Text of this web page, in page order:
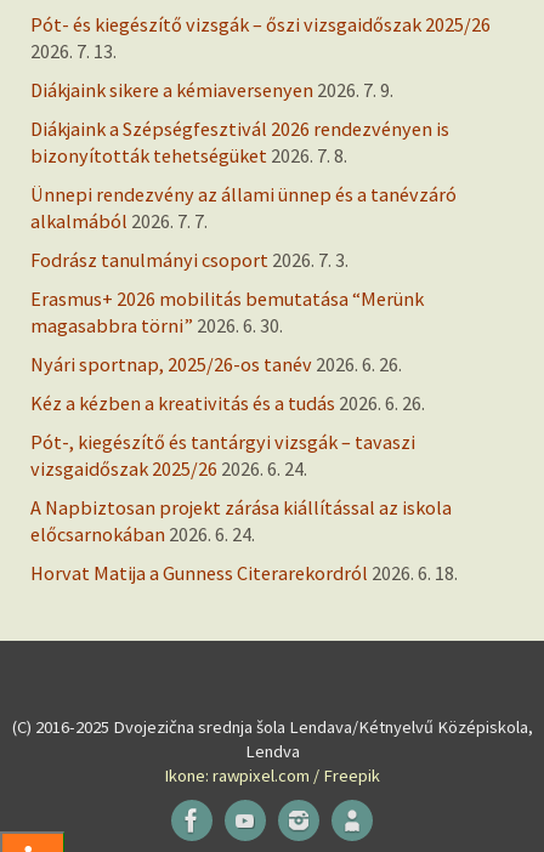
Pót- és kiegészítő vizsgák – őszi vizsgaidőszak 2025/26
2026. 7. 13.
Diákjaink sikere a kémiaversenyen 2026. 7. 9.
Diákjaink a Szépségfesztivál 2026 rendezvényen is
bizonyították tehetségüket 2026. 7. 8.
Ünnepi rendezvény az állami ünnep és a tanévzáró
alkalmából 2026. 7. 7.
Fodrász tanulmányi csoport 2026. 7. 3.
Erasmus+ 2026 mobilitás bemutatása “Merünk
magasabbra törni” 2026. 6. 30.
Nyári sportnap, 2025/26-os tanév 2026. 6. 26.
Kéz a kézben a kreativitás és a tudás 2026. 6. 26.
Pót-, kiegészítő és tantárgyi vizsgák – tavaszi
vizsgaidőszak 2025/26 2026. 6. 24.
A Napbiztosan projekt zárása kiállítással az iskola
előcsarnokában 2026. 6. 24.
Horvat Matija a Gunness Citerarekordról 2026. 6. 18.
(C) 2016-2025 Dvojezična srednja šola Lendava/Kétnyelvű Középiskola,
Lendva
Ikone: rawpixel.com / Freepik